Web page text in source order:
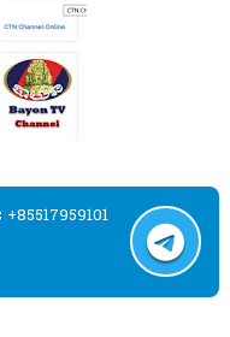
+85517959101